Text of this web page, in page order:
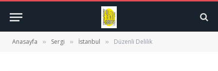
Anasayfa » Sergi » İstanbul » Düzenli Delilik